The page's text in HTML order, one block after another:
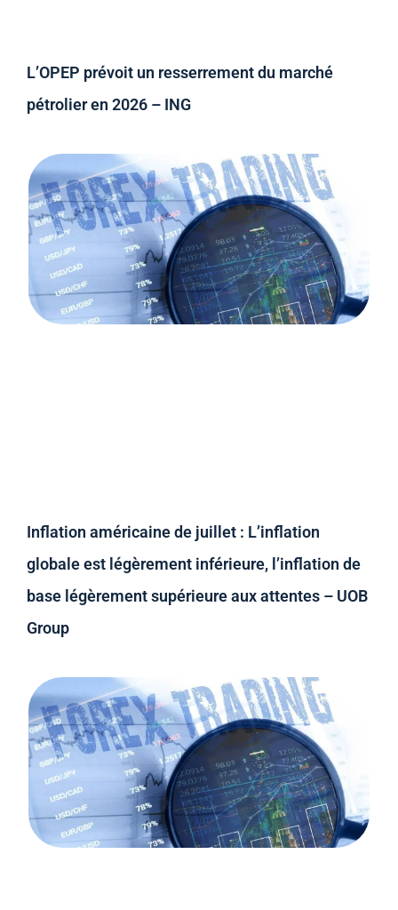
L’OPEP prévoit un resserrement du marché
pétrolier en 2026 – ING
Inflation américaine de juillet : L’inflation
globale est légèrement inférieure, l’inflation de
base légèrement supérieure aux attentes – UOB
Group